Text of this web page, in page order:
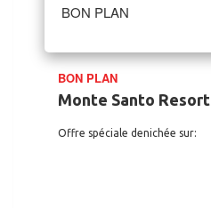
BON PLAN
BON PLAN
Monte Santo Resort
Offre spéciale denichée sur: